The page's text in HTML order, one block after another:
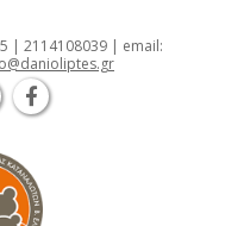
| 2114108039 | email: